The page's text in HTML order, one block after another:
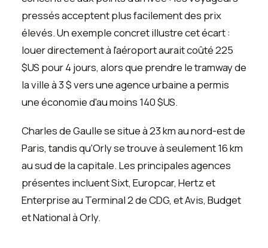
pressés acceptent plus facilement des prix
élevés. Un exemple concret illustre cet écart :
louer directement à l'aéroport aurait coûté 225
$US pour 4 jours, alors que prendre le tramway de
la ville à 3 $ vers une agence urbaine a permis
une économie d'au moins 140 $US.
Charles de Gaulle se situe à 23 km au nord-est de
Paris, tandis qu'Orly se trouve à seulement 16 km
au sud de la capitale. Les principales agences
présentes incluent Sixt, Europcar, Hertz et
Enterprise au Terminal 2 de CDG, et Avis, Budget
et National à Orly.